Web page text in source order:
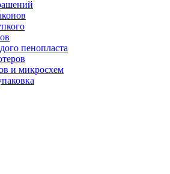
пенопласта
и микросхем